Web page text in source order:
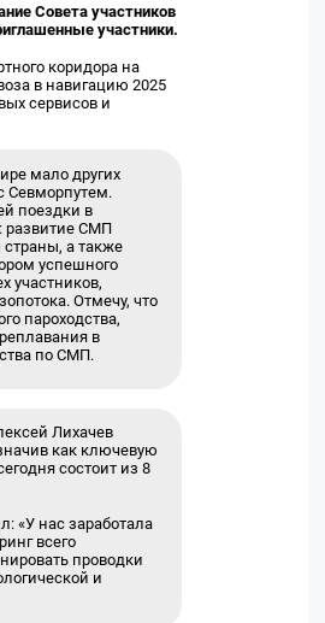
Совета участников
участники.
коридора на
в навигацию 2025
сервисов и
мало других
Севморпутем.
поездки в
развитие СМП
а также
успешного
участников,
Отмечу, что
пароходства,
в
по СМП.
Лихачев
как ключевую
состоит из 8
«У нас заработала
всего
проводки
и